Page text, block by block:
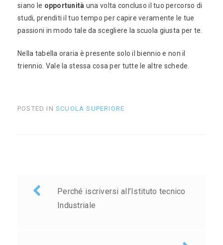
siano le opportunità una volta concluso il tuo percorso di
studi, prenditi il tuo tempo per capire veramente le tue
passioni in modo tale da scegliere la scuola giusta per te.
Nella tabella oraria è presente solo il biennio e non il
triennio. Vale la stessa cosa per tutte le altre schede.
POSTED IN SCUOLA SUPERIORE
Navigazione
articoliPerché iscriversi all’Istituto tecnico
Industriale